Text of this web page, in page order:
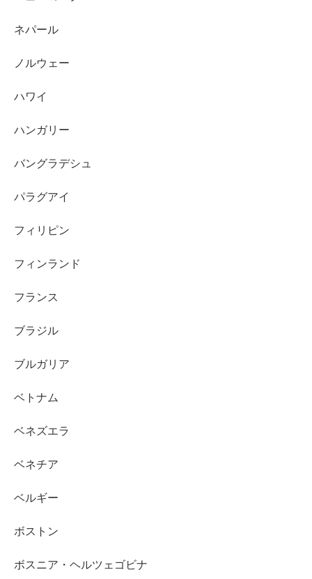
ネパール
ノルウェー
ハワイ
ハンガリー
バングラデシュ
パラグアイ
フィリピン
フィンランド
フランス
ブラジル
ブルガリア
ベトナム
ベネズエラ
ベネチア
ベルギー
ボストン
ボスニア・ヘルツェゴビナ